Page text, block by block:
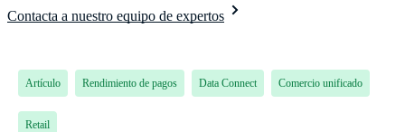
Contacta a nuestro equipo de expertos
Artículo Rendimiento de pagos Data Connect Comercio unificado
Retail